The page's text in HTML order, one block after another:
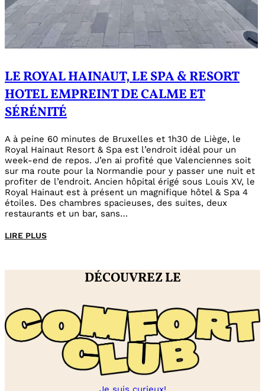
LE ROYAL HAINAUT, LE SPA & RESORT
HOTEL EMPREINT DE CALME ET
SÉRÉNITÉ
A à peine 60 minutes de Bruxelles et 1h30 de Liège, le
Royal Hainaut Resort & Spa est l’endroit idéal pour un
week-end de repos. J’en ai profité que Valenciennes soit
sur ma route pour la Normandie pour y passer une nuit et
profiter de l’endroit. Ancien hôpital érigé sous Louis XV, le
Royal Hainaut est à présent un magnifique hôtel & Spa 4
étoiles. Des chambres spacieuses, des suites, deux
restaurants et un bar, sans…
LIRE PLUS
DÉCOUVREZ LE